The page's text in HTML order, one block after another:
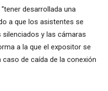
desarrollada una
a que los asistentes se
y las cámaras
a la que el expositor se
de caída de la conexión